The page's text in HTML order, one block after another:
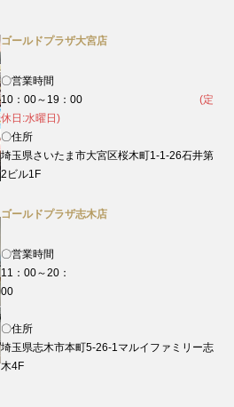
ゴールドプラザ大宮店
〇営業時間
10：00～19：00 (定
休日:水曜日)
〇住所
埼玉県さいたま市大宮区桜木町1-1-26石井第
2ビル1F
ゴールドプラザ志木店
〇営業時間
11：00～20：
00
〇住所
埼玉県志木市本町5-26-1マルイファミリー志
木4F